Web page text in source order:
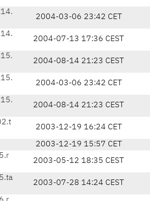
2004-03-06 23:42 CET
2004-07-13 17:36 CEST
2004-08-14 21:23 CEST
2004-03-06 23:42 CET
2004-08-14 21:23 CEST
2003-12-19 16:24 CET
2003-12-19 15:57 CET
2003-05-12 18:35 CEST
2003-07-28 14:24 CEST